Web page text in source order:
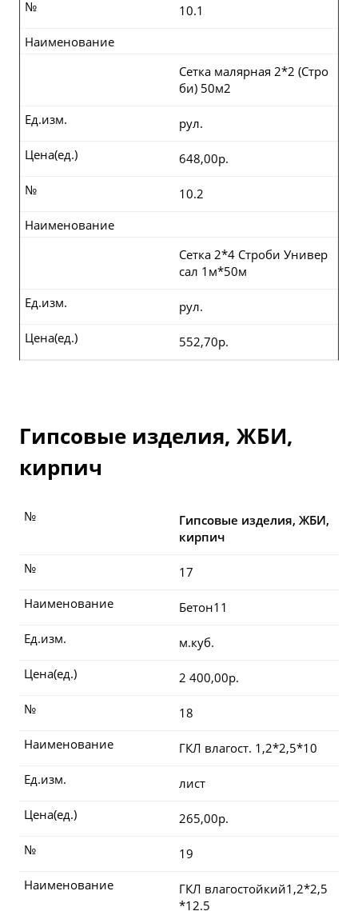
10.1
№
Наименование
Сетка малярная 2*2 (Стро
би) 50м2
рул.
Ед.изм.
648,00р.
Цена(ед.)
10.2
№
Наименование
Сетка 2*4 Строби Универ
сал 1м*50м
рул.
Ед.изм.
552,70р.
Цена(ед.)
Гипсовые изделия, ЖБИ,
кирпич
Гипсовые изделия, ЖБИ,
кирпич
№
17
№
Бетон11
Наименование
м.куб.
Ед.изм.
2 400,00р.
Цена(ед.)
18
№
ГКЛ влагост. 1,2*2,5*10
Наименование
лист
Ед.изм.
265,00р.
Цена(ед.)
19
№
ГКЛ влагостойкий1,2*2,5
*12.5
Наименование